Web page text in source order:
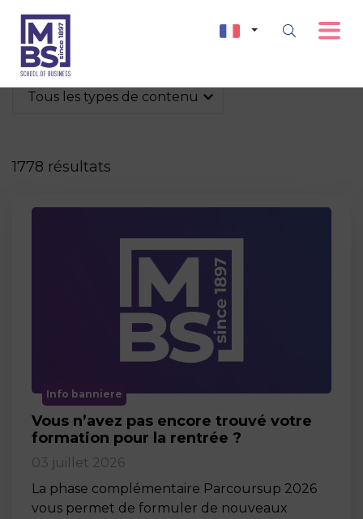
Tous les types de contenu
1778 résultats
Info banniere
Vous n’avez pas encore trouvé votre
formation pour la rentrée ?
03 juillet 2026
La phase complémentaire Parcoursup 2026
vous permet de formuler de nouveaux